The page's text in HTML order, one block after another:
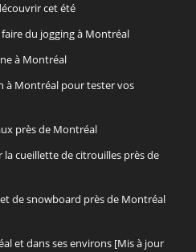
cet été
du jogging à Montréal
à Montréal
à Montréal pour tester vos
près de Montréal
cueillette de citrouilles près de
de snowboard près de Montréal
et dans ses environs [Mis à jour